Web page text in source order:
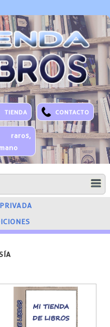
TIENDA CONTACTO